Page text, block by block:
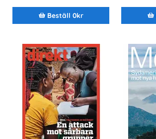
Beställ 0kr